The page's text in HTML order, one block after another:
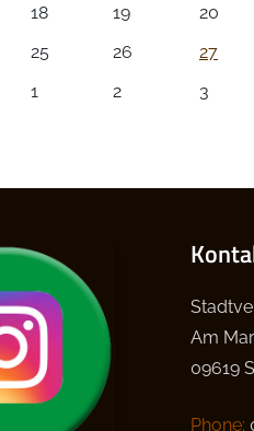
18 19 20
25 26 27
1 2 3
Am
09619
Phone: